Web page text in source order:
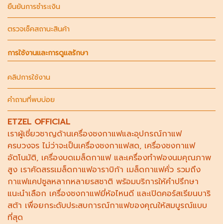
ยืนยันการชำระเงิน
ตรวจเช็คสถานะสินค้า
การใช้งานและการดูแลรักษา
คลิปการใช้งาน
คำถามที่พบบ่อย
ETZEL OFFICIAL
เราผู้เชี่ยวชาญด้านเครื่องชงกาแฟและอุปกรณ์กาแฟ
ครบวงจร ไม่ว่าจะเป็นเครื่องชงกาแฟสด, เครื่องชงกาแฟ
อัตโนมัติ, เครื่องบดเมล็ดกาแฟและเครื่องทำฟองนมคุณภาพ
สูง เราคัดสรรเมล็ดกาแฟอาราบิก้า เมล็ดกาแฟคั่ว รวมถึง
กาแฟแคปซูลหลากหลายรสชาติ พร้อมบริการให้คำปรึกษา
แนะนำเลือก เครื่องชงกาแฟยี่ห้อไหนดี และเปิดคอร์สเรียนบาริ
สต้า เพื่อยกระดับประสบการณ์กาแฟของคุณให้สมบูรณ์แบบ
ที่สุด